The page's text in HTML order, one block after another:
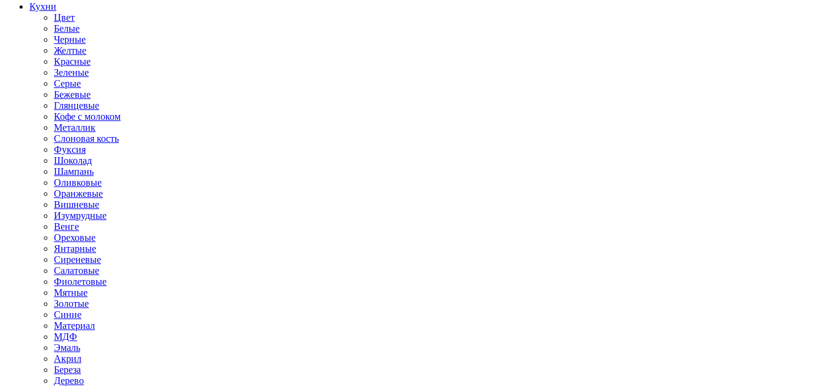
Кухни
Цвет
Белые
Черные
Желтые
Красные
Зеленые
Серые
Бежевые
Глянцевые
Кофе с молоком
Металлик
Слоновая кость
Фуксия
Шоколад
Шампань
Оливковые
Оранжевые
Вишневые
Изумрудные
Венге
Ореховые
Янтарные
Сиреневые
Салатовые
Фиолетовые
Мятные
Золотые
Синие
Материал
МДФ
Эмаль
Акрил
Береза
Дерево